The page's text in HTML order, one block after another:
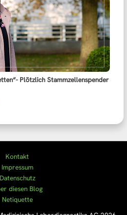
Plötzlich Stammzellenspender
Kontakt
Impressum
Datenschutz
diesen Blog
Netiquette